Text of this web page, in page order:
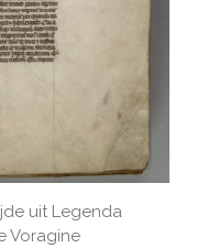
uit Legenda
Voragine